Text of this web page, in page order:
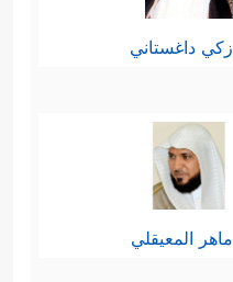
زكي داغستاني
ماهر المعيقلي